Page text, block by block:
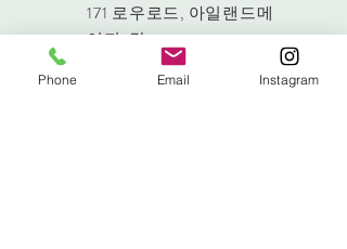
171 로우로드, 아일랜드메
이지, 란
북아일랜드, BT40 3RF
+44 7485 605612
Phone Email Instagram